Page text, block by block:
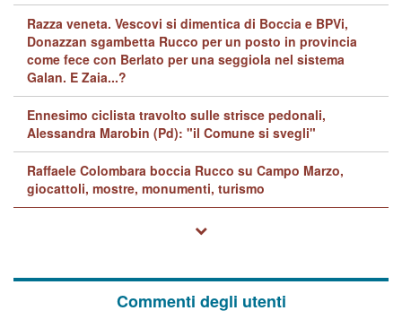
Razza veneta. Vescovi si dimentica di Boccia e BPVi,
Donazzan sgambetta Rucco per un posto in provincia
come fece con Berlato per una seggiola nel sistema
Galan. E Zaia...?
Ennesimo ciclista travolto sulle strisce pedonali,
Alessandra Marobin (Pd): "il Comune si svegli"
Raffaele Colombara boccia Rucco su Campo Marzo,
giocattoli, mostre, monumenti, turismo
Commenti degli utenti